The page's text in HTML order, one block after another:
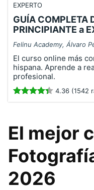
GUÍA COMPLETA
PRINCIPIANTE a
Felinu Academy, Álvaro
El curso online más
hispana. Aprende a
profesional.
4.36 (1542
El mejor
2026